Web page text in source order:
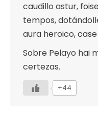
caudillo astur,
tempos,
aura heroico,
Sobre Pelayo hai
certezas.
+44